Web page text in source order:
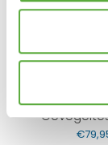
Weber
€